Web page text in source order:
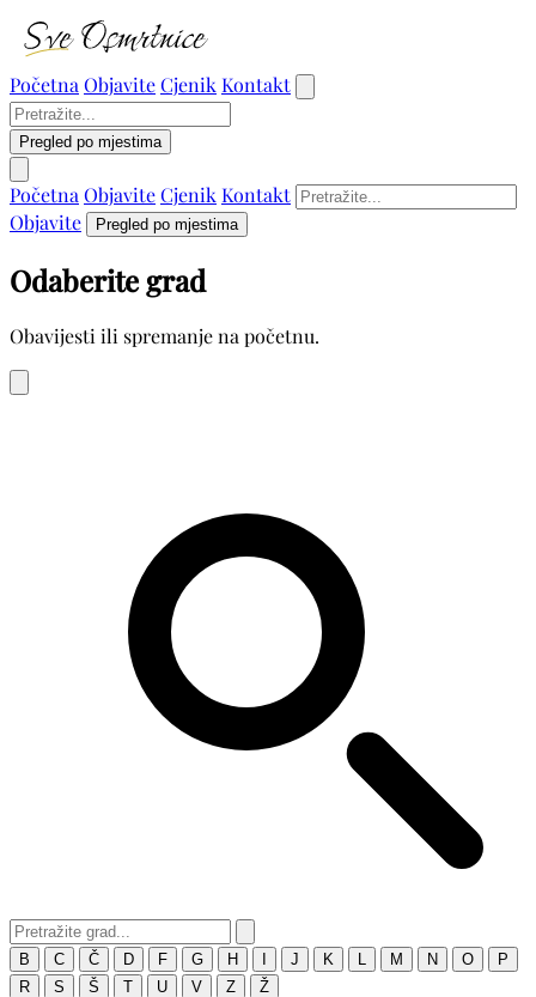
Početna ObjaviteCjenik Kontakt
Pregled po mjestima
Početna ObjaviteCjenik Kontakt
Objavite
Pregled po mjestima
Odaberite grad
Obavijesti ili spremanje na početnu.
B C Č D F G H J K M N O
P
R
S Š T U V Z Ž